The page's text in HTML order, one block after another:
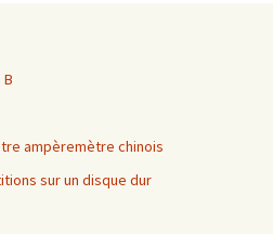
ampèremètre chinois
sur un disque dur